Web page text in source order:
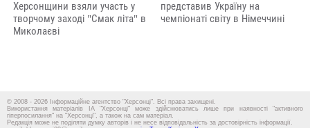
Херсонщини взяли участь у
творчому заході "Смак літа" в
Миколаєві
представив Україну на
чемпіонаті світу в Німеччині
© 2008 - 2026 Інформаційне агентство "Херсонці". Всі права захищені.
Використання матеріалів ІА "Херсонці" може здійснюватись лише при наявності "активного
гіперпосилання" на "Херсонці", а також на сам матеріал.
Редакція може не поділяти думку авторів і не несе відповідальність за достовірність інформації.